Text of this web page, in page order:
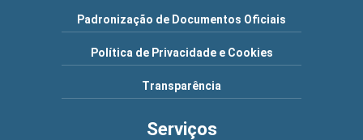
Padronização de Documentos Oficiais
Política de Privacidade e Cookies
Transparência
Serviços